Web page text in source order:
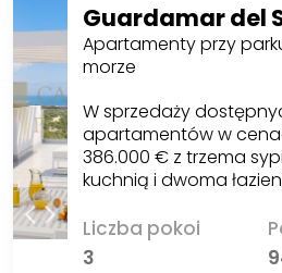
Guardamar del
Apartamenty przy
morze
W sprzedaży
apartamentów w
386.000 € z trzema
kuchnią i dwoma
Liczba pokoi
3